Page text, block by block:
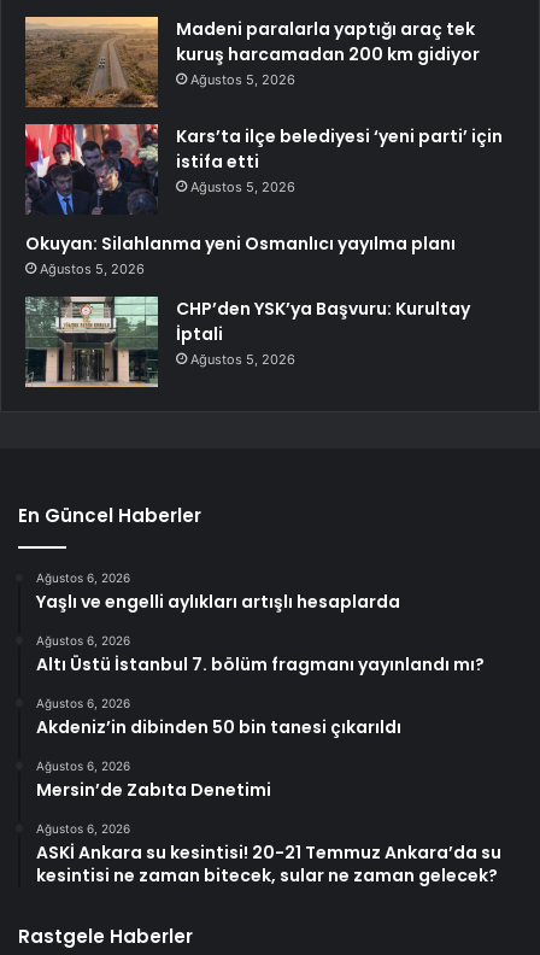
Madeni paralarla yaptığı araç tek
kuruş harcamadan 200 km gidiyor
Ağustos 5, 2026
Kars’ta ilçe belediyesi ‘yeni parti’ için
istifa etti
Ağustos 5, 2026
Okuyan: Silahlanma yeni Osmanlıcı yayılma planı
Ağustos 5, 2026
CHP’den YSK’ya Başvuru: Kurultay
İptali
Ağustos 5, 2026
En Güncel Haberler
Ağustos 6, 2026
Yaşlı ve engelli aylıkları artışlı hesaplarda
Ağustos 6, 2026
Altı Üstü İstanbul 7. bölüm fragmanı yayınlandı mı?
Ağustos 6, 2026
Akdeniz’in dibinden 50 bin tanesi çıkarıldı
Ağustos 6, 2026
Mersin’de Zabıta Denetimi
Ağustos 6, 2026
ASKİ Ankara su kesintisi! 20-21 Temmuz Ankara’da su
kesintisi ne zaman bitecek, sular ne zaman gelecek?
Rastgele Haberler